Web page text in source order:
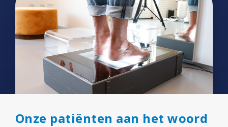
Onze patiënten aan het woord